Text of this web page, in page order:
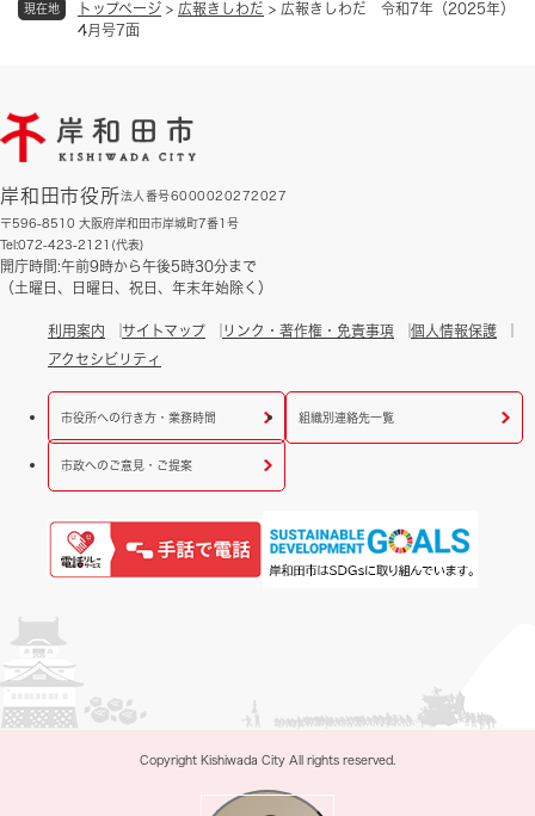
現在地 トップページ > 広報きしわだ > 広報きしわだ 令和7年（2025年）
4月号7面
岸和田市役所法人番号6000020272027
〒596-8510 大阪府岸和田市岸城町7番1号
Tel:072-423-2121(代表)
開庁時間:午前9時から午後5時30分まで
（土曜日、日曜日、祝日、年末年始除く）
利用案内 サイトマップ リンク・著作権・免責事項
個人情報保護
アクセシビリティ
市役所への行き方・業務時間 組織別連絡先一覧
市政へのご意見・ご提案
Copyright Kishiwada City All rights reserved.